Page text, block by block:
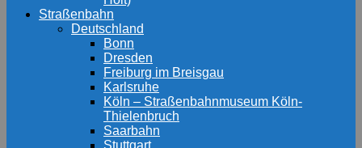
Straßenbahn
Deutschland
Bonn
Dresden
Freiburg im Breisgau
Karlsruhe
Köln – Straßenbahnmuseum Köln-
Thielenbruch
Saarbahn
Stuttgart